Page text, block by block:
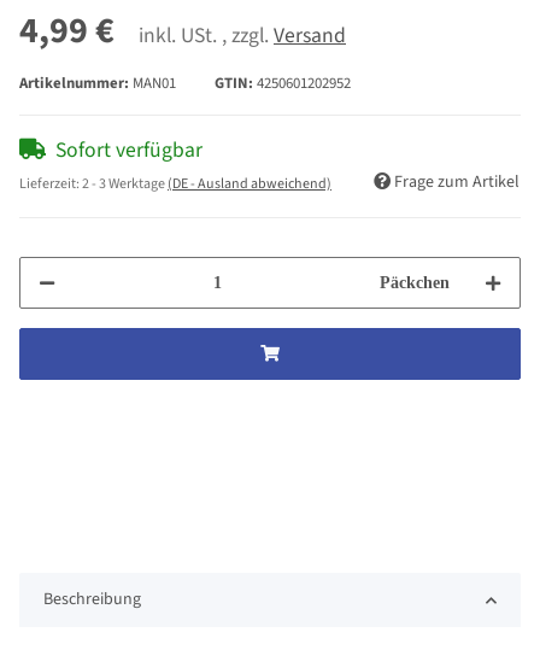
4,99 € inkl. USt. , zzgl. Versand
Artikelnummer: MAN01 GTIN: 4250601202952
Sofort verfügbar
Lieferzeit:2 - 3 Werktage(DE - Ausland abweichend) Frage zum Artikel
Päckchen
Beschreibung